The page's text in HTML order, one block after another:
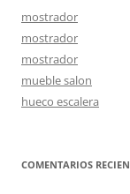
mostrador
mostrador
mostrador
mueble salon
hueco escalera
COMENTARIOS